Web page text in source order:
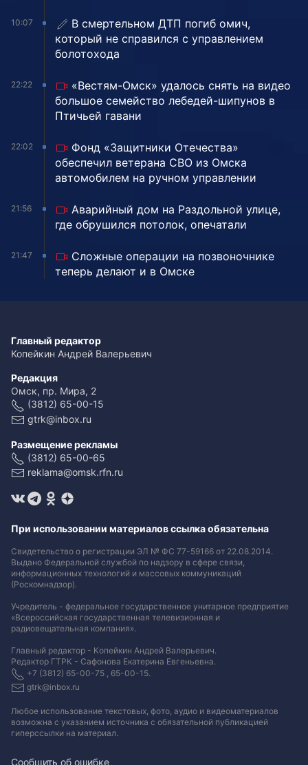
10:07
В смертельном ДТП погиб омич,
который не справился с управлением
болотохода
22:22
«Вестям-Омск» удалось снять на видео
большое семейство лебедей-шипунов в
Птичьей гавани
22:02
Фонд «Защитники Отечества»
обеспечил ветерана СВО из Омска
автомобилем на ручном управлении
21:56
Аварийный дом на Раздольной улице,
где обрушился потолок, опечатали
21:47
Сложные операции на позвоночнике
теперь делают и в Омске
Главный редактор
Копейкин Андрей Валерьевич
Редакция
Омск, пр. Мира, 2
(3812) 65-00-15
gtrk@inbox.ru
Размещение рекламы
(3812) 65-00-65
reklama@omsk.rfn.ru
При использовании материалов ссылка обязательна
Свидетельство о регистрации ЭЛ № ФС 77-59166 от 22.08.2014.
Выдано Федеральной службой по надзору в сфере связи,
информационных технологий и массовых коммуникаций
(Роскомнадзор).
Учредитель - федеральное государственное унитарное предприятие
«Всероссийская государственная телевизионная и
радиовещательная компания».
Главный редактор - Копейкин Андрей Валерьевич.
Редактор ГТРК - Сафонова Екатерина Евгеньевна.
+7 (3812) 65-00-75 , 65-00-15.
gtrk@inbox.ru
Любое использование текстовых, фото, аудио и видеоматериалов
возможна с указанием источника с обязательной публикацией
гиперссылки на материал.
Сообщить об ошибке